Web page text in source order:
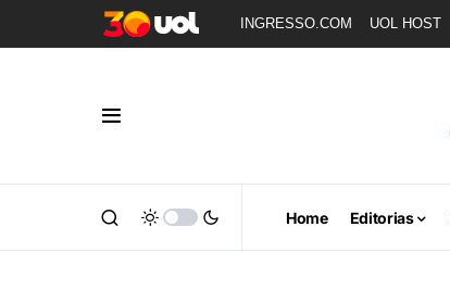
INGRESSO.COM UOL HOST
Home Editorias